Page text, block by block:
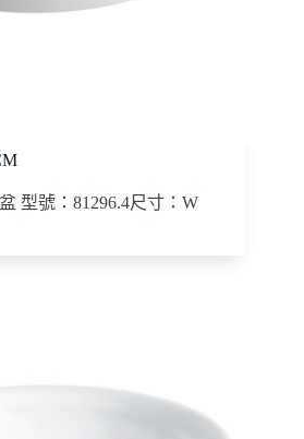
型號：81296.4尺寸：W